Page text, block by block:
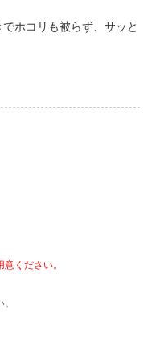
ホコリも被らず、サッと
ください。